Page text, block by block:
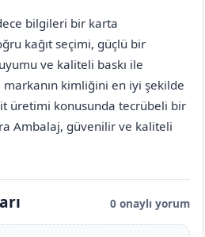
bilgileri bir karta
kağıt seçimi, güçlü bir
ve kaliteli baskı ile
kimliğini en iyi şekilde
üretimi konusunda tecrübeli bir
Ambalaj, güvenilir ve kaliteli
0 onaylı yorum